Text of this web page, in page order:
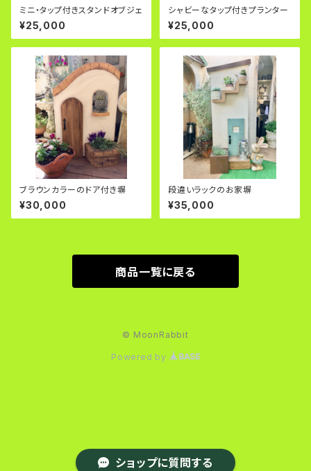
ショップに質問する
ミニ・タップ付きスタンドオブジェ
¥25,000
シャビーなタップ付きプランター
¥25,000
ブラウンカラーのドア付き塀
¥30,000
段違いラックのお家塀
¥35,000
商品一覧に戻る
© MoonRabbit
Powered by